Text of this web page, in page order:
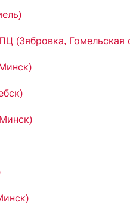
(Зябровка, Гомельская